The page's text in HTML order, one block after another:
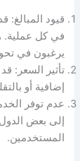
قيود المبالغ:
في كل عملية.
يرغبون في
تأثير السعر:
إضافية أو
عدم توفر
إلى بعض
المستخدمين.